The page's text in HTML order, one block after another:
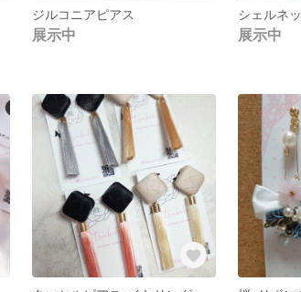
ジルコニアピアス
展示中
シェルネ
展示中